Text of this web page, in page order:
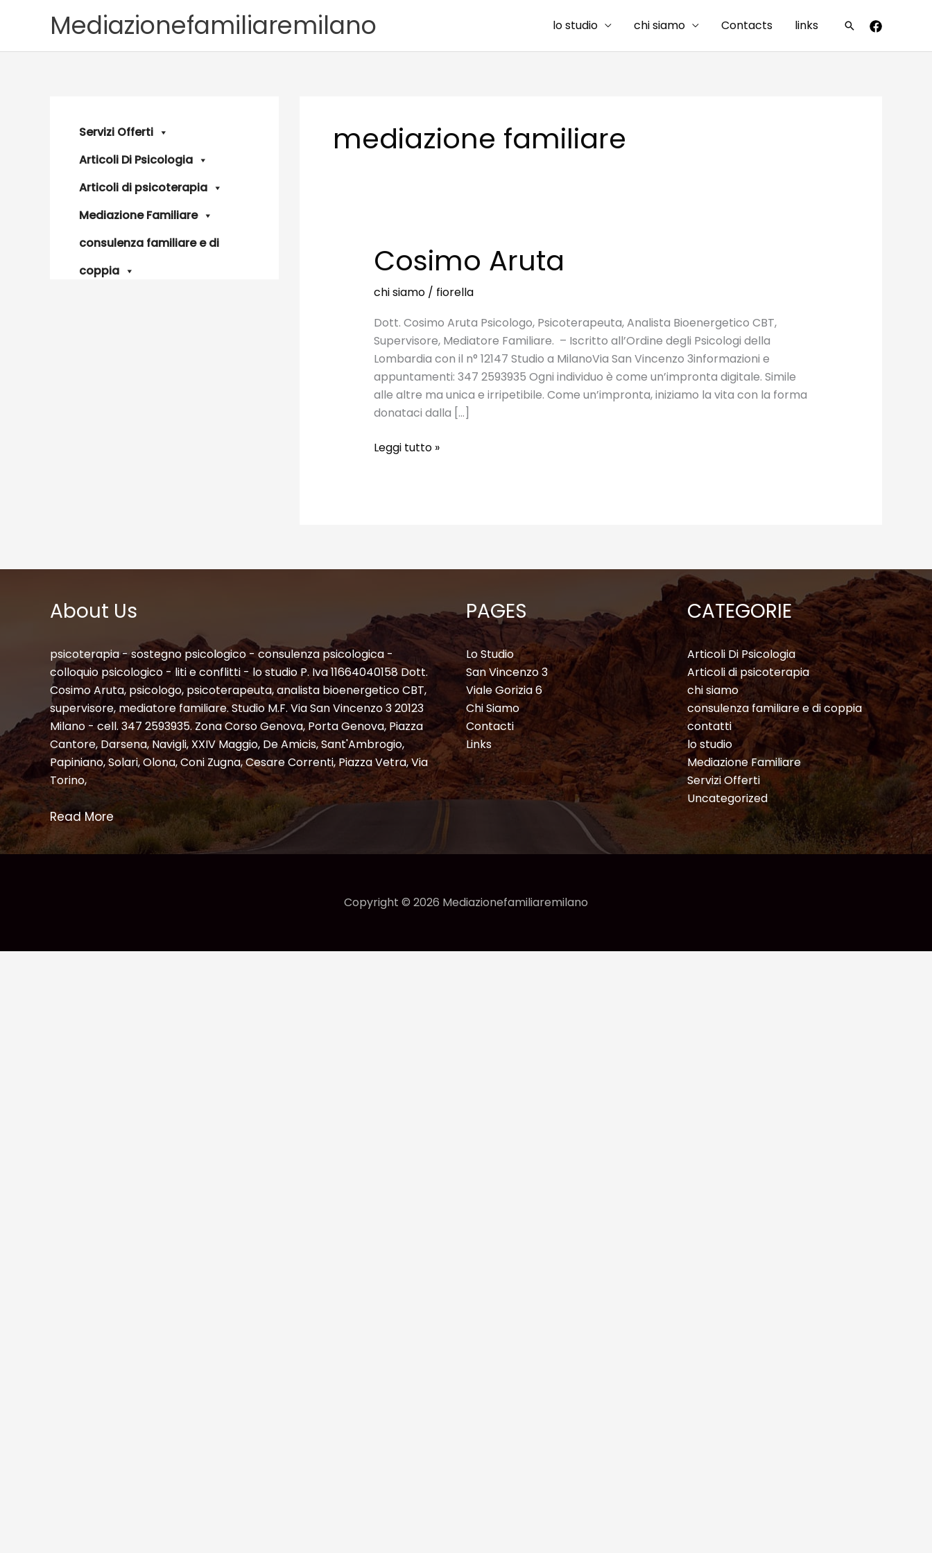
Mediazionefamiliaremilano lo studio chi siamo Contacts links Cerca
Servizi Offerti
Articoli Di Psicologia
Articoli di psicoterapia
Mediazione Familiare
consulenza familiare e di
coppia
mediazione familiare
Cosimo Aruta
chi siamo/ fiorella
Dott. Cosimo Aruta Psicologo, Psicoterapeuta, Analista Bioenergetico CBT,
Supervisore, Mediatore Familiare. – Iscritto all’Ordine degli Psicologi della
Lombardia con il n° 12147 Studio a MilanoVia San Vincenzo 3informazioni e
appuntamenti: 347 2593935 Ogni individuo è come un’impronta digitale. Simile
alle altre ma unica e irripetibile. Come un’impronta, iniziamo la vita con la forma
donataci dalla […]
Cosimo
Leggi tutto »
About Us
psicoterapia - sostegno psicologico - consulenza psicologica -
colloquio psicologico - liti e conflitti - lo studio P. Iva 11664040158 Dott.
Cosimo Aruta, psicologo, psicoterapeuta, analista bioenergetico CBT,
supervisore, mediatore familiare. Studio M.F. Via San Vincenzo 3 20123
Milano - cell. 347 2593935. Zona Corso Genova, Porta Genova, Piazza
Cantore, Darsena, Navigli, XXIV Maggio, De Amicis, Sant'Ambrogio,
Papiniano, Solari, Olona, Coni Zugna, Cesare Correnti, Piazza Vetra, Via
Torino,
Read More
PAGES
Lo Studio
San Vincenzo 3
Viale Gorizia 6
Chi Siamo
Contacti
Links
CATEGORIE
Articoli Di Psicologia
Articoli di psicoterapia
chi siamo
consulenza familiare e di coppia
contatti
lo studio
Mediazione Familiare
Servizi Offerti
Uncategorized
Copyright © 2026 Mediazionefamiliaremilano